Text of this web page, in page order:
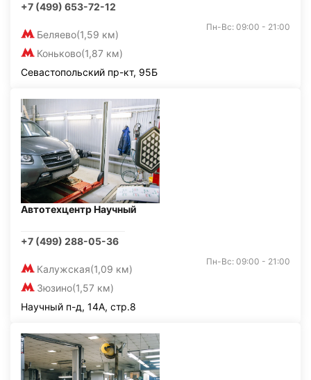
+7 (499) 653-72-12
Беляево(1,59 км)
Коньково(1,87 км)
Пн-Вс: 09:00 - 21:00
Севастопольский пр-кт, 95Б
Автотехцентр Научный
+7 (499) 288-05-36
Калужская(1,09 км)
Зюзино(1,57 км)
Пн-Вс: 09:00 - 21:00
Научный п-д, 14А, стр.8